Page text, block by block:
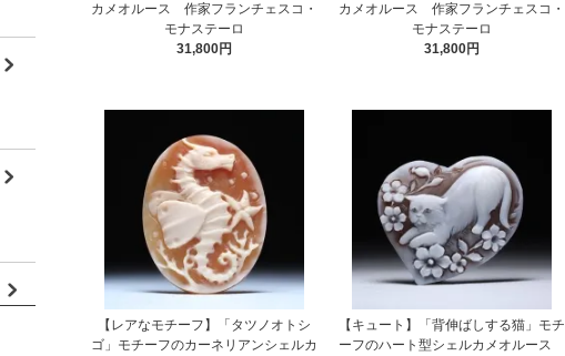
カメオルース 作家フランチェスコ・
モナステーロ
31,800円
カメオルース 作家フランチェスコ・
モナステーロ
31,800円
【レアなモチーフ】「タツノオトシ
ゴ」モチーフのカーネリアンシェルカ
【キュート】「背伸ばしする猫」モチ
ーフのハート型シェルカメオルース